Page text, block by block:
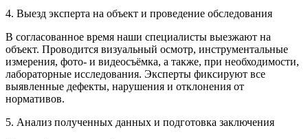
4. Выезд эксперта на объект и проведение обследования
В согласованное время наши специалисты выезжают на
объект. Проводится визуальный осмотр, инструментальные
измерения, фото- и видеосъёмка, а также, при необходимости,
лабораторные исследования. Эксперты фиксируют все
выявленные дефекты, нарушения и отклонения от
нормативов.
5. Анализ полученных данных и подготовка заключения